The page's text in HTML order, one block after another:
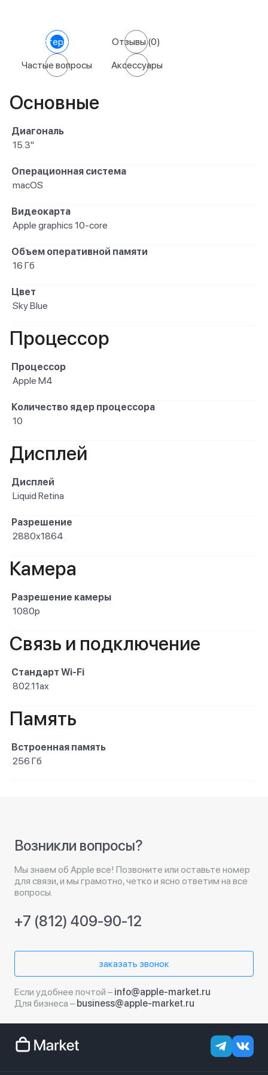
Характеристики Отзывы(0)
Частые вопросы Аксессуары
Основные
Диагональ
15.3"
Операционная система
macOS
Видеокарта
Apple graphics 10-core
Объем оперативной памяти
16 Гб
Цвет
Sky Blue
Процессор
Процессор
Apple M4
Количество ядер процессора
10
Дисплей
Дисплей
Liquid Retina
Разрешение
2880x1864
Камера
Разрешение камеры
1080p
Связь и подключение
Стандарт Wi-Fi
802.11ax
Память
Встроенная память
256 Гб
Возникли вопросы?
Мы знаем об Apple все! Позвоните или оставьте номер
для связи, и мы грамотно, четко и ясно ответим на все
вопросы.
+7 (812) 409-90-12
заказать звонок
Если удобнее почтой – info@apple-market.ru
Для бизнеса – business@apple-market.ru